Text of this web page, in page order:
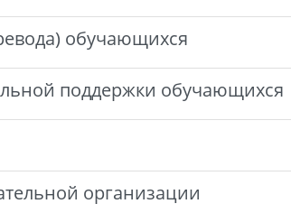
обучающихся
поддержки обучающихся
организации